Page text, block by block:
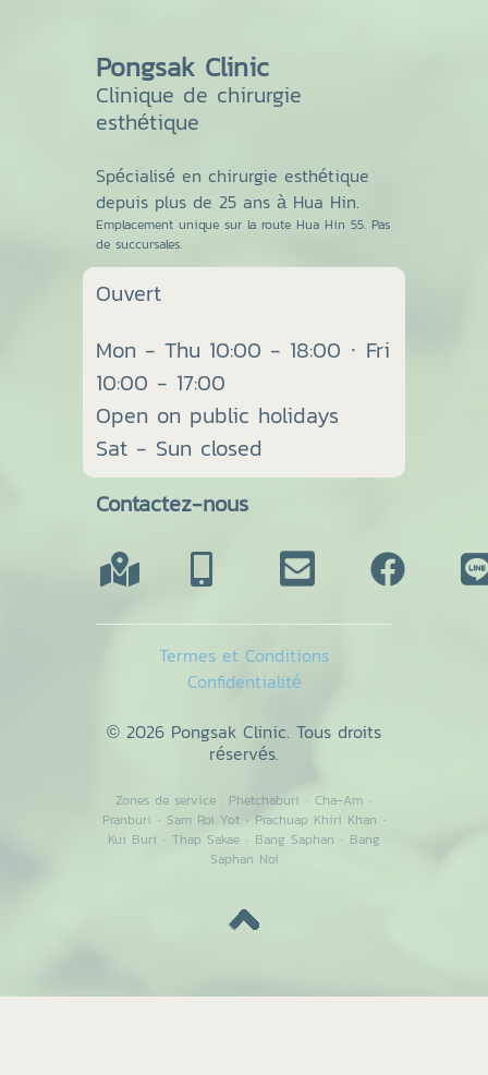
Pongsak Clinic
Clinique de chirurgie
esthétique
Spécialisé en chirurgie esthétique
depuis plus de 25 ans à Hua Hin.
Emplacement unique sur la route Hua Hin 55. Pas
de succursales.
Ouvert
Mon - Thu 10:00 - 18:00 · Fri
10:00 - 17:00
Open on public holidays
Sat - Sun closed
Contactez-nous
Termes et Conditions
Confidentialité
© 2026 Pongsak Clinic. Tous droits
réservés.
Zones de service : Phetchaburi · Cha-Am ·
Pranburi · Sam Roi Yot· Prachuap Khiri Khan ·
Kui Buri · Thap Sakae · Bang Saphan · Bang
Saphan Noi